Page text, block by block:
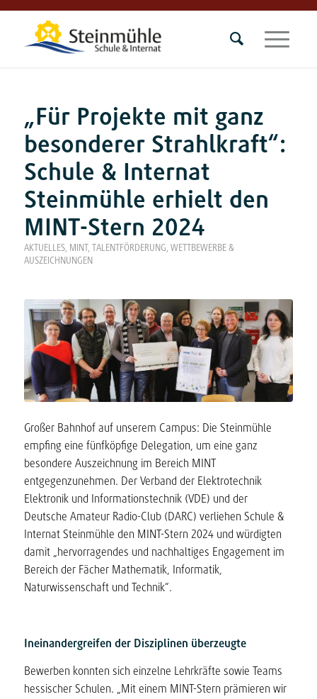
„Für Projekte mit ganz
besonderer Strahlkraft“:
Schule & Internat
Steinmühle erhielt den
MINT-Stern 2024
AKTUELLES, MINT, TALENTFÖRDERUNG, WETTBEWERBE &
AUSZEICHNUNGEN
Großer Bahnhof auf unserem Campus: Die Steinmühle
empfing eine fünfköpfige Delegation, um eine ganz
besondere Auszeichnung im Bereich MINT
entgegenzunehmen. Der Verband der Elektrotechnik
Elektronik und Informationstechnik (VDE) und der
Deutsche Amateur Radio-Club (DARC) verliehen Schule &
Internat Steinmühle den MINT-Stern 2024 und würdigten
damit „hervorragendes und nachhaltiges Engagement im
Bereich der Fächer Mathematik, Informatik,
Naturwissenschaft und Technik“.
Ineinandergreifen der Disziplinen überzeugte
Bewerben konnten sich einzelne Lehrkräfte sowie Teams
hessischer Schulen. „Mit einem MINT-Stern prämieren wir